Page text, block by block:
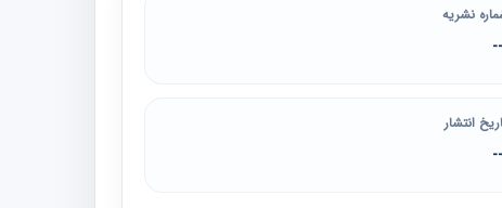
نشریه
انتشار